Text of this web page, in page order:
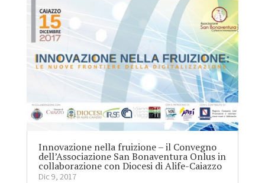
Innovazione nella fruizione – il Convegno
dell’Associazione San Bonaventura Onlus in
collaborazione con Diocesi di Alife-Caiazzo
Dic 9, 2017